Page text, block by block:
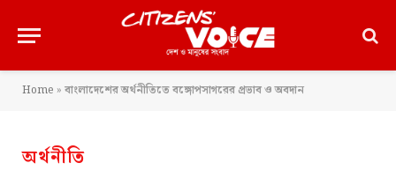
Home » বাংলাদেশের অর্থনীতিতে বঙ্গোপসাগরের প্রভাব ও অবদান
অর্থনীতি